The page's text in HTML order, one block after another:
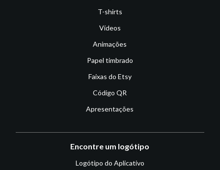
T-shirts
Vídeos
Animações
Papel timbrado
Faixas do Etsy
Código QR
Apresentações
Encontre um logótipo
Logótipo do Aplicativo